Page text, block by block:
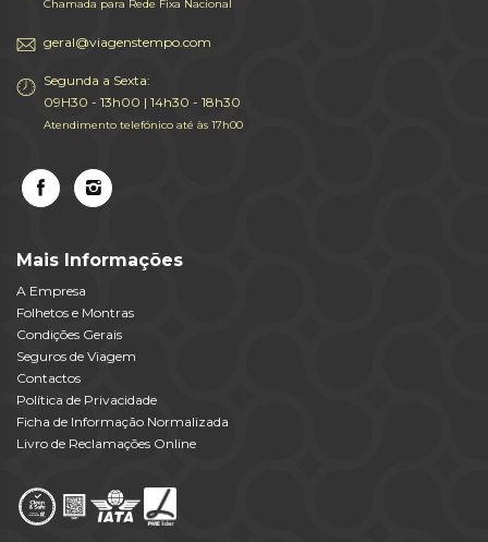
Chamada para Rede Fixa Nacional
geral@viagenstempo.com
Segunda a Sexta:
09H30 - 13h00 | 14h30 - 18h30
Atendimento telefónico até às 17h00
Mais Informações
A Empresa
Folhetos e Montras
Condições Gerais
Seguros de Viagem
Contactos
Política de Privacidade
Ficha de Informação Normalizada
Livro de Reclamações Online